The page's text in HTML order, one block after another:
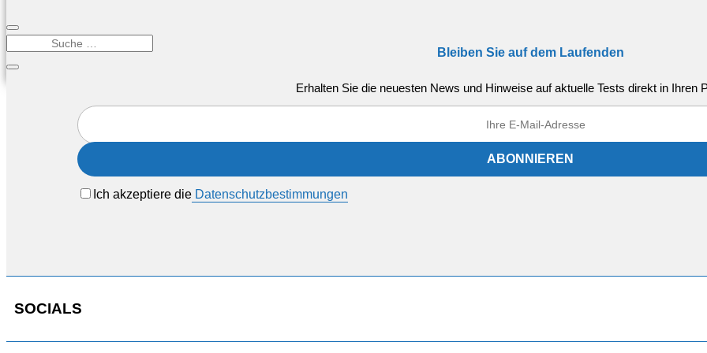
Bleiben Sie auf dem Laufenden
Erhalten Sie die neuesten News und Hinweise auf aktuelle Tests direkt in Ihren
Ich akzeptiere die Datenschutzbestimmungen
SOCIALS